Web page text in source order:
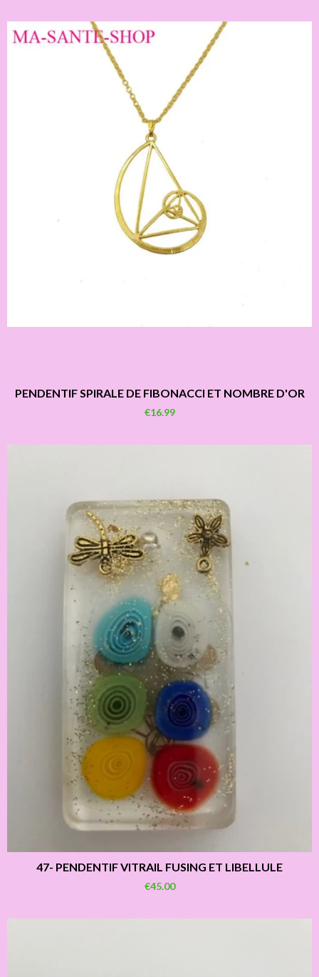
PENDENTIF SPIRALE DE FIBONACCI ET NOMBRE D'OR
€16.99
47- PENDENTIF VITRAIL FUSING ET LIBELLULE
€45.00